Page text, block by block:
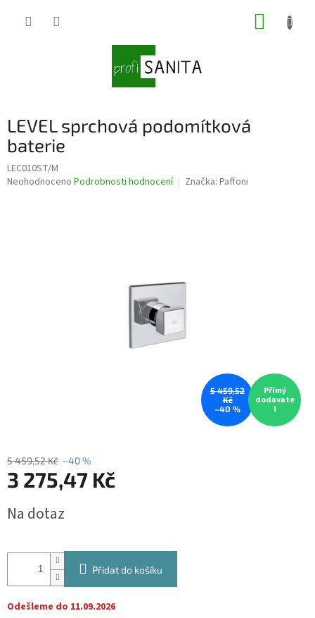
LEVEL sprchová podomítková
baterie
LEC010ST/M
Průměrné
Neohodnoceno Podrobnosti hodnocení Značka: Paffoni
5 459,52
Kč
–40 %
Přímý
dodavate
l
5 459,52 Kč –40 %
3 275,47 Kč
cena:
Na dotaz
Přidat do košíku
Odešleme do 11.09.2026